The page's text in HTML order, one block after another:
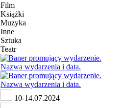
Film
Książki
Muzyka
Inne
Sztuka
Teatr
10-14.07.2024